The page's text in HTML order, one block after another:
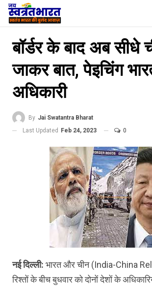
बॉर्डर के बाद अब सीधे
जाकर बात, पेइचिंग
अधिकारी
By Jai Swatantra Bharat
Last Updated Feb 24, 2023 0
नई दिल्ली: भारत और चीन (India-China
रिश्तों के बीच बुधवार को दोनों देशों के